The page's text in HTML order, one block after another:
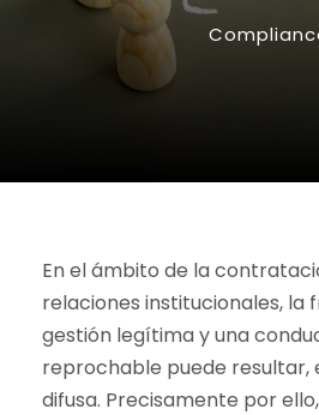
En el ámbito de la
relaciones institucionales,
gestión legítima y una
reprochable puede resultar,
difusa. Precisamente por